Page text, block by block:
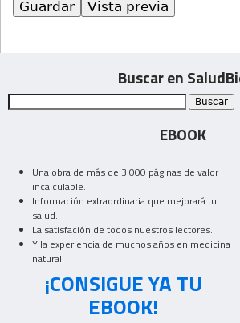
Buscar en
EBOOK
Una obra de más de 3.000 páginas de valor
incalculable.
Información extraordinaria que mejorará tu
salud.
La satisfación de todos nuestros lectores.
Y la experiencia de muchos años en medicina
natural.
¡CONSIGUE YA TU
EBOOK!